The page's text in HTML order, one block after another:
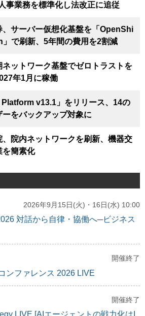
事業務を標準化し法改正に追従
サーバー仮想化基盤を「OpenShi
で刷新、5年間の費用を2割減
ットワーク基盤でゼロトラストを
年1月に稼働
Platform v13.1」をリリース、14の
をバックアップ対象に
、院内ネットワークを刷新、機器交
を簡素化
2026年9月15日(火)・16日(水) 10:00
対話から自律・協働へ─ビジネス
開催終了
ンファレンス 2026 LIVE
開催終了